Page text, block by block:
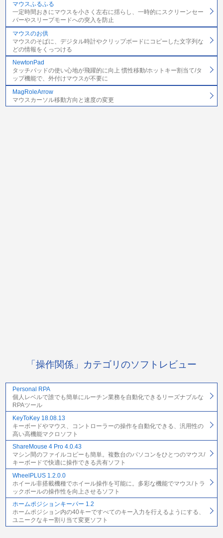
マウスふるふる
一定時間おきにマウスを小さく左右に揺らし、一時的にスクリーンセー
バーやスリープモードへの突入を防止
マウスのお供
マウスのそばに、デジタル時計やクリップボードにコピーした文字列な
どの情報をくっつける
NewtonPad
タッチパッドの使い心地が飛躍的に向上 慣性移動/ホットキー割当て/タ
ップ機能で、外付けマウスが不要に
MagRoleArrow
マウスカーソル移動方向と速度の変更
「操作関係」カテゴリのソフトレビュー
Personal RPA
個人レベルで誰でも簡単にルーチン業務を自動化できるリーズナブルな
RPAツール
KeyToKey 18.08.13
キーボードやマウス、コントローラーの操作を自動化できる、汎用性の
高い高機能マクロソフト
ShareMouse 4 Pro 4.0.43
マシン間のファイルコピーも簡単。複数台のパソコンをひとつのマウス/
キーボードで快適に操作できる共有ソフト
WheelPLUS 1.2.0.0
ホイール非搭載機種でホイール操作を可能に。多彩な機能でマウス/トラ
ックボールの操作性を向上させるソフト
ホームポジションキーパー 1.2
ホームポジション内の40キーですべてのキー入力を行えるようにする、
ユニークなキー割り当て変更ソフト